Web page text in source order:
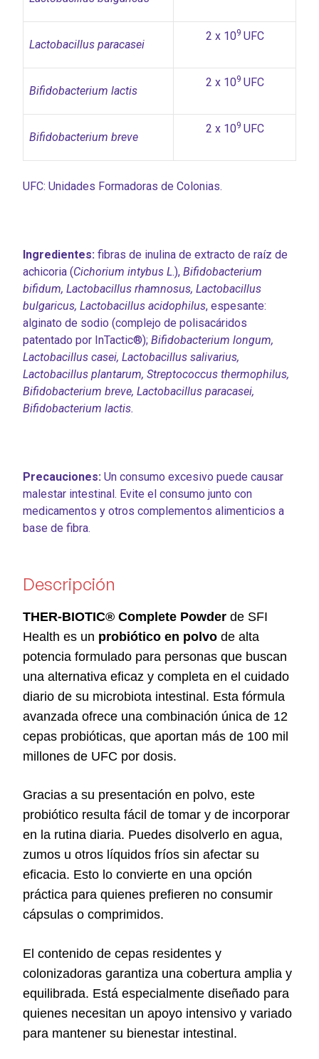
Lactobacillus paracasei
2 x 109 UFC
Bifidobacterium lactis
2 x 109 UFC
Bifidobacterium breve
2 x 109 UFC
UFC: Unidades Formadoras de Colonias.
Ingredientes: fibras de inulina de extracto de raíz de
achicoria (Cichorium intybus L.), Bifidobacterium
bifidum, Lactobacillus rhamnosus, Lactobacillus
bulgaricus, Lactobacillus acidophilus, espesante:
alginato de sodio (complejo de polisacáridos
patentado por InTactic®); Bifidobacterium longum,
Lactobacillus casei, Lactobacillus salivarius,
Lactobacillus plantarum, Streptococcus thermophilus,
Bifidobacterium breve, Lactobacillus paracasei,
Bifidobacterium lactis.
Precauciones: Un consumo excesivo puede causar
malestar intestinal. Evite el consumo junto con
medicamentos y otros complementos alimenticios a
base de fibra.
Descripción
THER-BIOTIC® Complete Powder de SFI
Health es un probiótico en polvo de alta
potencia formulado para personas que buscan
una alternativa eficaz y completa en el cuidado
diario de su microbiota intestinal. Esta fórmula
avanzada ofrece una combinación única de 12
cepas probióticas, que aportan más de 100 mil
millones de UFC por dosis.
Gracias a su presentación en polvo, este
probiótico resulta fácil de tomar y de incorporar
en la rutina diaria. Puedes disolverlo en agua,
zumos u otros líquidos fríos sin afectar su
eficacia. Esto lo convierte en una opción
práctica para quienes prefieren no consumir
cápsulas o comprimidos.
El contenido de cepas residentes y
colonizadoras garantiza una cobertura amplia y
equilibrada. Está especialmente diseñado para
quienes necesitan un apoyo intensivo y variado
para mantener su bienestar intestinal.